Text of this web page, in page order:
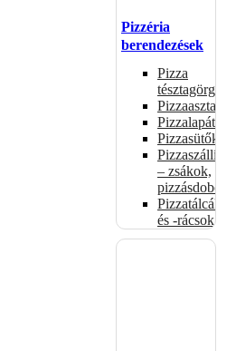
Pizzéria
berendezések
Pizza
tésztagörgők
Pizzaasztalok
Pizzalapátok
Pizzasütők
Pizzaszállítás
– zsákok,
pizzásdobozok
Pizzatálcák
és -rácsok